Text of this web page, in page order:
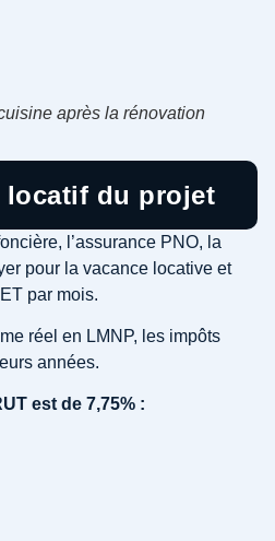
après la rénovation
locatif du projet
l’assurance PNO, la
pour la vacance locative et
par mois.
réel en LMNP, les impôts
années.
est de 7,75% :